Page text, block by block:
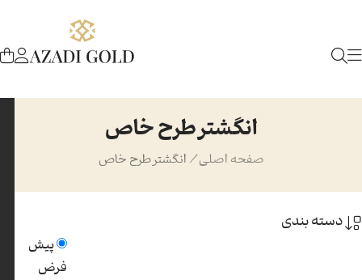
انگشتر طرح خاص
صفحه اصلی / انگشتر طرح خاص
دسته بندی
پیش
فرض